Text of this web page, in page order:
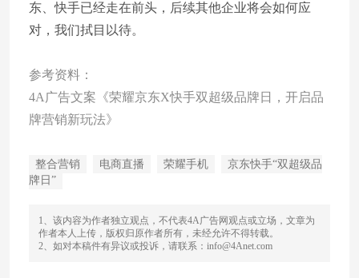
东、快手已经走在前头，后续其他企业将会如何应
对，我们拭目以待。
参考资料：
4A广告文案《荣耀京东X快手双超级品牌日，开启品
牌营销新玩法》
整合营销 电商直播 荣耀手机
京东快手“双超级品
牌日”
1、该内容为作者独立观点，不代表4A广告网观点或立场，文章为
作者本人上传，版权归原作者所有，未经允许不得转载。
2、如对本稿件有异议或投诉，请联系：info@4Anet.com